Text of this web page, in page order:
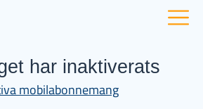
har inaktiverats
mobilabonnemang